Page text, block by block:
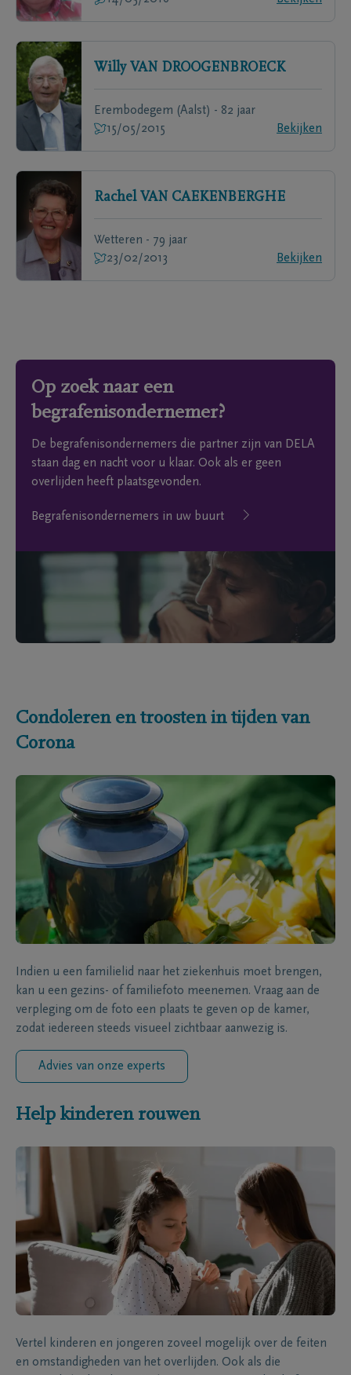
Willy VAN DROOGENBROECK
Erembodegem (Aalst) - 82 jaar
15/05/2015
Bekijken
Rachel VAN CAEKENBERGHE
Wetteren - 79 jaar
23/02/2013
Bekijken
Op zoek naar een
begrafenisondernemer?
De begrafenisondernemers die partner zijn van DELA
staan dag en nacht voor u klaar. Ook als er geen
overlijden heeft plaatsgevonden.
Begrafenisondernemers in uw buurt
Condoleren en troosten in tijden van
Corona
Indien u een familielid naar het ziekenhuis moet brengen,
kan u een gezins- of familiefoto meenemen. Vraag aan de
verpleging om de foto een plaats te geven op de kamer,
zodat iedereen steeds visueel zichtbaar aanwezig is.
Advies van onze experts
Help kinderen rouwen
Vertel kinderen en jongeren zoveel mogelijk over de feiten
en omstandigheden van het overlijden. Ook als die